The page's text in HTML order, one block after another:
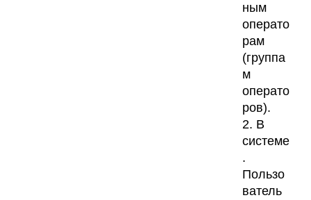
ным
операто
рам
(группа
м
операто
ров).
2. В
системе
.
Пользо
ватель